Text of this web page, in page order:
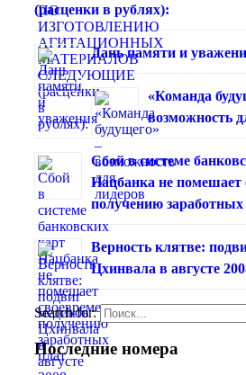
(расценки в рублях):
Дань памяти и
«Команда
возможность
Сбой в системе
Нацбанка не помешает
получению заработных
Верность клятве:
Цхинвала в августе
Search for:
Последние номера